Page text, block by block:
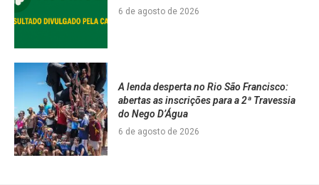
6 de agosto de 2026
A lenda desperta no Rio São Francisco:
abertas as inscrições para a 2ª Travessia
do Nego D’Água
6 de agosto de 2026